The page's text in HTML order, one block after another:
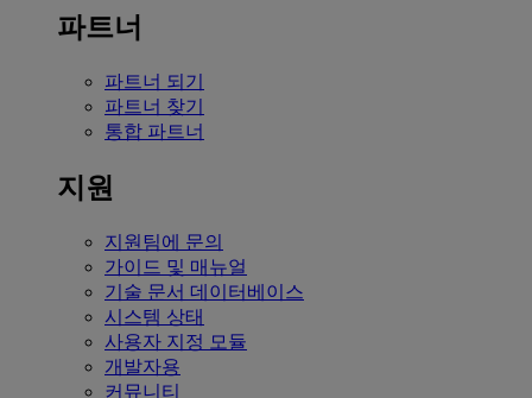
파트너
파트너 되기
파트너 찾기
통합 파트너
지원
지원팀에 문의
가이드 및 매뉴얼
기술 문서 데이터베이스
시스템 상태
사용자 지정 모듈
개발자용
커뮤니티